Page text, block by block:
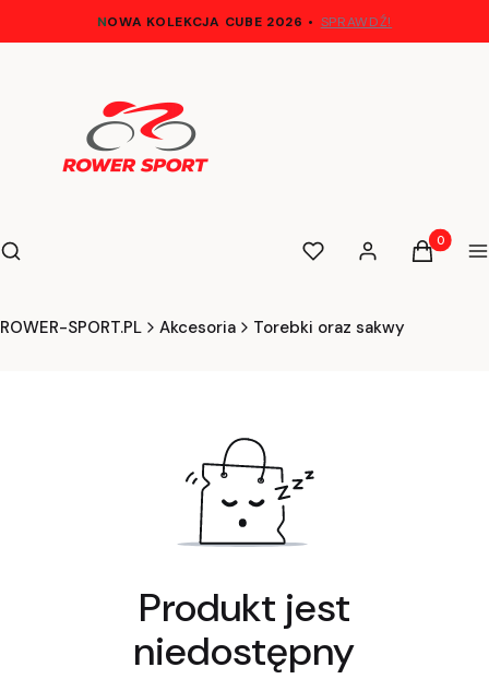
NOWA KOLEKCJA CUBE 2026 • SPRAWDŹ!
Otwórz wyszukiwarkę
Szukaj UlubioneZaloguj sięProdukty
Koszyk
ROWER-SPORT.PL Akcesoria Torebki oraz sakwy
Produkt jest
niedostępny